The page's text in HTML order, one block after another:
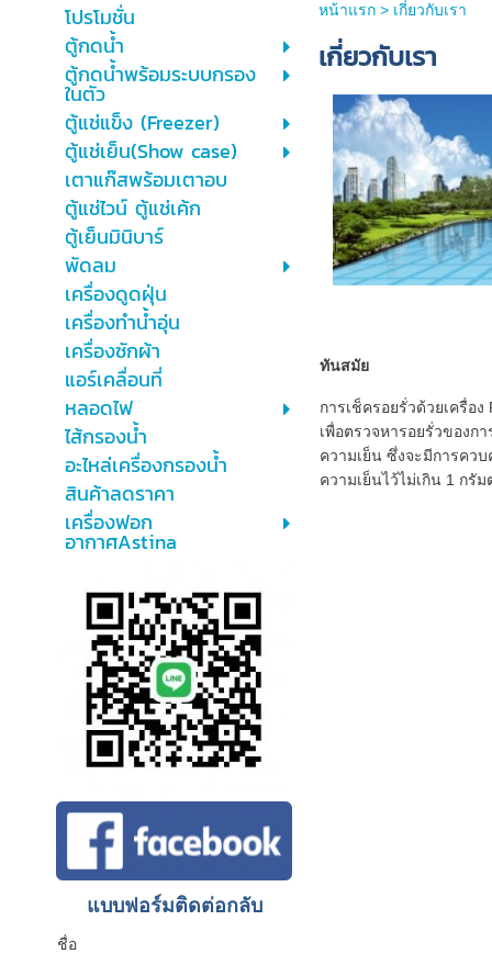
โปรโมชั่น
ตู้กดน้ำ
ตู้กดน้ำพร้อมระบบกรอง
ในตัว
ตู้แช่แข็ง (Freezer)
ตู้แช่เย็น(Show case)
เตาแก๊สพร้อมเตาอบ
ตู้แช่ไวน์ ตู้แช่เค้ก
ตู้เย็นมินิบาร์
พัดลม
เครื่องดูดฝุ่น
เครื่องทำน้ำอุ่น
เครื่องซักผ้า
แอร์เคลื่อนที่
หลอดไฟ
ไส้กรองน้ำ
อะไหล่เครื่องกรองน้ำ
สินค้าลดราคา
เครื่องฟอก
อากาศAstina
แบบฟอร์มติดต่อกลับ
ชื่อ
หน้าแรก> เกี่ยวกับเรา
เกี่ยวกับเรา
ทันสมัย
การเช็ครอยรั่วด้วยเครื่อง
เพื่อตรวจหารอยรั่วของก
ความเย็น ซึ่งจะมีการคว
ความเย็นไว้ไม่เกิน 1 กรัม